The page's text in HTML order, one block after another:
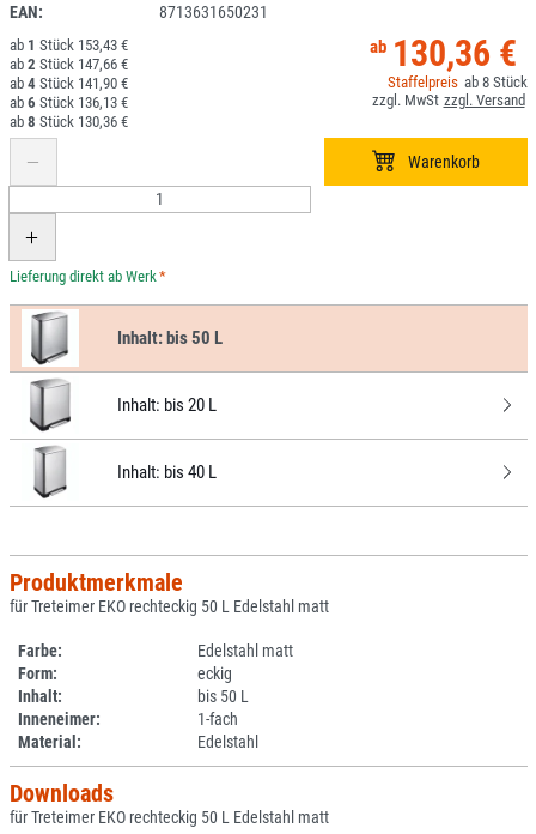
EAN:
8713631650231
130,36 €
8
1
153,43 €
2
147,66 €
4
141,90 €
6
136,13 €
8
130,36 €
*
Inhalt:bis 50 L
Inhalt: bis 20 L
Inhalt: bis 40 L
Produktmerkmale
für Treteimer EKO rechteckig 50 L Edelstahl matt
Farbe:
Edelstahl matt
Form:
eckig
Inhalt:
bis 50 L
Inneneimer:
1-fach
Material:
Edelstahl
Downloads
für Treteimer EKO rechteckig 50 L Edelstahl matt